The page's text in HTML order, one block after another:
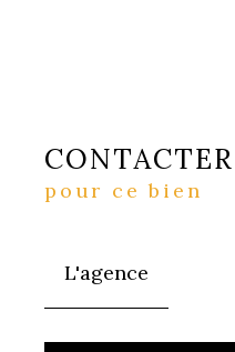
CONTACTER
pour ce bien
L'agence